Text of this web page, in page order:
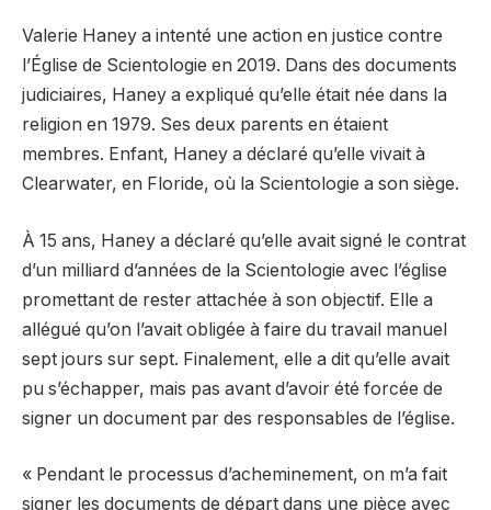
Valerie Haney a intenté une action en justice contre
l’Église de Scientologie en 2019. Dans des documents
judiciaires, Haney a expliqué qu’elle était née dans la
religion en 1979. Ses deux parents en étaient
membres. Enfant, Haney a déclaré qu’elle vivait à
Clearwater, en Floride, où la Scientologie a son siège.
À 15 ans, Haney a déclaré qu’elle avait signé le contrat
d’un milliard d’années de la Scientologie avec l’église
promettant de rester attachée à son objectif. Elle a
allégué qu’on l’avait obligée à faire du travail manuel
sept jours sur sept. Finalement, elle a dit qu’elle avait
pu s’échapper, mais pas avant d’avoir été forcée de
signer un document par des responsables de l’église.
« Pendant le processus d’acheminement, on m’a fait
signer les documents de départ dans une pièce avec